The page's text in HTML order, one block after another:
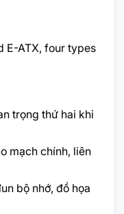
E-ATX, four types
trọng thứ hai khi
mạch chính, liên
bộ nhớ, đồ họa